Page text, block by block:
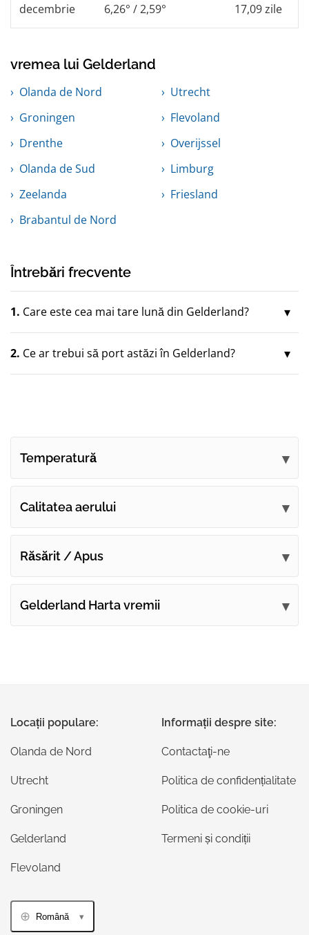
decembrie 6,26° / 2,59° 17,09 zile
vremea lui Gelderland
Olanda de Nord
Utrecht
Groningen
Flevoland
Drenthe
Overijssel
Olanda de Sud
Limburg
Zeelanda
Friesland
Brabantul de Nord
Întrebări frecvente
1. Care este cea mai tare lună din Gelderland?
2. Ce ar trebui să port astăzi în Gelderland?
Temperatură
Calitatea aerului
Răsărit / Apus
Gelderland Harta vremii
Locații populare:
Olanda de Nord
Utrecht
Groningen
Gelderland
Flevoland
Informații despre site:
Contactaţi-ne
Politica de confidențialitate
Politica de cookie-uri
Termeni și condiții
Română